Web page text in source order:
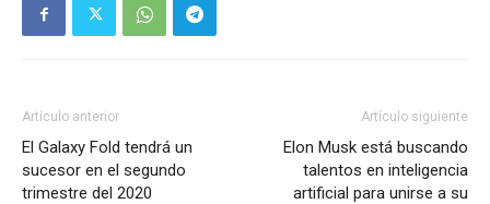
Artículo anterior
El Galaxy Fold tendrá un
sucesor en el segundo
trimestre del 2020
Artículo siguiente
Elon Musk está buscando
talentos en inteligencia
artificial para unirse a su